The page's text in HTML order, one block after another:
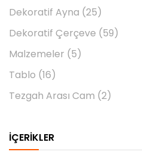
Dekoratif Ayna (25)
Dekoratif Çerçeve (59)
Malzemeler (5)
Tablo (16)
Tezgah Arası Cam (2)
İÇERIKLER